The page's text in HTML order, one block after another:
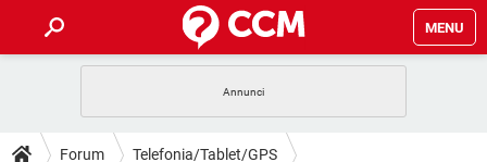
MENU
GUIDE
Forum Telefonia/Tablet/GPS